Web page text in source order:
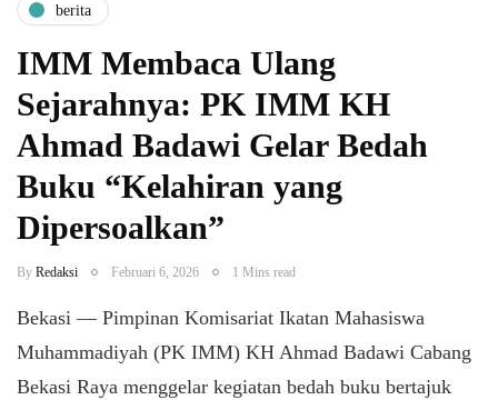
berita
IMM Membaca Ulang
Sejarahnya: PK IMM KH
Ahmad Badawi Gelar Bedah
Buku “Kelahiran yang
Dipersoalkan”
By Redaksi Februari 6, 2026 1 Mins read
Bekasi — Pimpinan Komisariat Ikatan Mahasiswa
Muhammadiyah (PK IMM) KH Ahmad Badawi Cabang
Bekasi Raya menggelar kegiatan bedah buku bertajuk